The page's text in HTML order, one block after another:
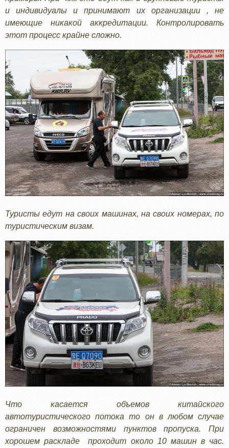
и индивидуалы и принимают их организации , не
имеющие никакой аккредитации. Контролировать
этот процесс крайне сложно.
Туристы едут на своих машинах, на своих номерах, по
туристическим визам.
Что касается объемов китайского
автотуристического потока то он в любом случае
ограничен возможностями пунктов пропуска. При
хорошем раскладе проходит около 10 машин в час.